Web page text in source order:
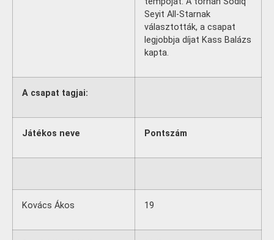
Seyit All-Starnak
választották, a csapat
legjobbja díjat Kass Balázs
kapta.
A csapat tagjai:
Játékos neve Pontszám
Kovács Ákos 19